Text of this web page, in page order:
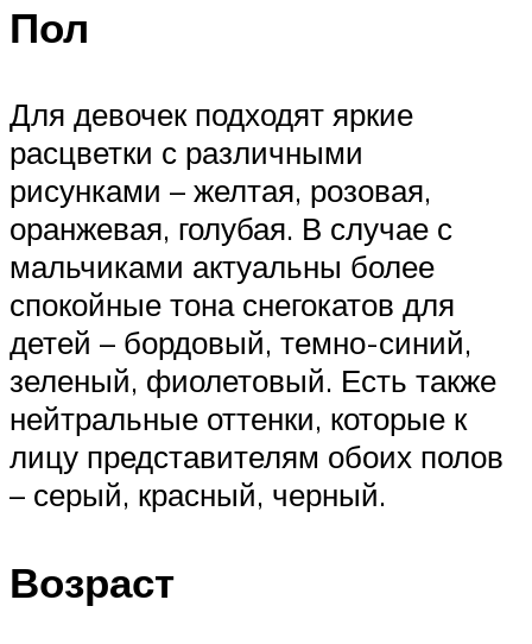
Пол
Для девочек подходят яркие
расцветки с различными
рисунками – желтая, розовая,
оранжевая, голубая. В случае с
мальчиками актуальны более
спокойные тона снегокатов для
детей – бордовый, темно-синий,
зеленый, фиолетовый. Есть также
нейтральные оттенки, которые к
лицу представителям обоих полов
– серый, красный, черный.
Возраст